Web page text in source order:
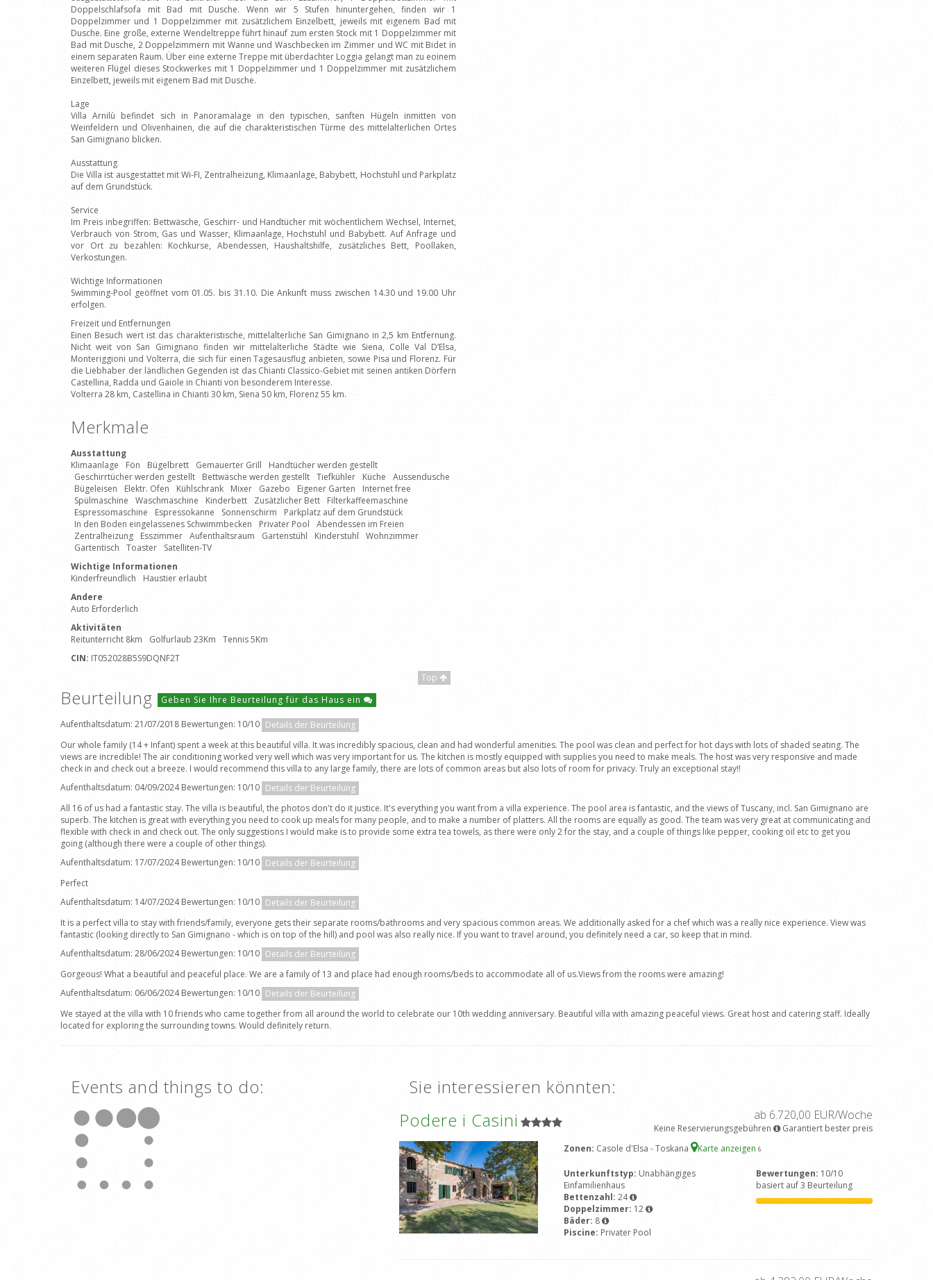
Doppelschlafsofa mit Bad mit Dusche. Wenn wir 5 Stufen hinuntergehen, finden wir 1
Doppelzimmer und 1 Doppelzimmer mit zusätzlichem Einzelbett, jeweils mit eigenem Bad mit
Dusche. Eine große, externe Wendeltreppe führt hinauf zum ersten Stock mit 1 Doppelzimmer mit
Bad mit Dusche, 2 Doppelzimmern mit Wanne und Waschbecken im Zimmer und WC mit Bidet in
einem separaten Raum. Über eine externe Treppe mit überdachter Loggia gelangt man zu eoinem
weiteren Flügel dieses Stockwerkes mit 1 Doppelzimmer und 1 Doppelzimmer mit zusätzlichem
Einzelbett, jeweils mit eigenem Bad mit Dusche.
Lage
Villa Arnilù befindet sich in Panoramalage in den typischen, sanften Hügeln inmitten von
Weinfeldern und Olivenhainen, die auf die charakteristischen Türme des mittelalterlichen Ortes
San Gimignano blicken.
Ausstattung
Die Villa ist ausgestattet mit Wi-FI, Zentralheizung, Klimaanlage, Babybett, Hochstuhl und Parkplatz
auf dem Grundstück.
Service
Im Preis inbegriffen: Bettwäsche, Geschirr- und Handtücher mit wöchentlichem Wechsel, Internet,
Verbrauch von Strom, Gas und Wasser, Klimaanlage, Hochstuhl und Babybett. Auf Anfrage und
vor Ort zu bezahlen: Kochkurse, Abendessen, Haushaltshilfe, zusätzliches Bett, Poollaken,
Verkostungen.
Wichtige Informationen
Swimming-Pool geöffnet vom 01.05. bis 31.10. Die Ankunft muss zwischen 14.30 und 19.00 Uhr
erfolgen.
Freizeit und Entfernungen
Einen Besuch wert ist das charakteristische, mittelalterliche San Gimignano in 2,5 km Entfernung.
Nicht weit von San Gimignano finden wir mittelalterliche Städte wie Siena, Colle Val D’Elsa,
Monteriggioni und Volterra, die sich für einen Tagesausflug anbieten, sowie Pisa und Florenz. Für
die Liebhaber der ländlichen Gegenden ist das Chianti Classico-Gebiet mit seinen antiken Dörfern
Castellina, Radda und Gaiole in Chianti von besonderem Interesse.
Volterra 28 km, Castellina in Chianti 30 km, Siena 50 km, Florenz 55 km.
Merkmale
Ausstattung
Klimaanlage
Fön Bügelbrett Gemauerter Grill
Handtücher werden gestellt
Geschirrtücher werden gestellt
Bettwäsche werden gestellt Tiefkühler Küche
Aussendusche
Bügeleisen
Elektr. Ofen Kühlschrank Mixer Gazebo Eigener Garten
Internet free
Spülmaschine
Waschmaschine Kinderbett Zusätzlicher Bett
Filterkaffeemaschine
Espressomaschine
Espressokanne Sonnenschirm
Parkplatz auf dem Grundstück
In den Boden eingelassenes Schwimmbecken
Privater Pool
Abendessen im Freien
Zentralheizung
Esszimmer Aufenthaltsraum Gartenstühl Kinderstuhl
Wohnzimmer
Gartentisch
Toaster
Satelliten-TV
Wichtige Informationen
Kinderfreundlich
Haustier erlaubt
Andere
Auto Erforderlich
Aktivitäten
Reitunterricht 8km
Golfurlaub 23Km
Tennis 5Km
CIN: IT052028B5S9DQNF2T
Top
Beurteilung Geben Sie Ihre Beurteilung für das Haus ein
Aufenthaltsdatum: 21/07/2018 Bewertungen: 10/10 Details der Beurteilung
Our whole family (14 + Infant) spent a week at this beautiful villa. It was incredibly spacious, clean and had wonderful amenities. The pool was clean and perfect for hot days with lots of shaded seating. The
views are incredible! The air conditioning worked very well which was very important for us. The kitchen is mostly equipped with supplies you need to make meals. The host was very responsive and made
check in and check out a breeze. I would recommend this villa to any large family, there are lots of common areas but also lots of room for privacy. Truly an exceptional stay!!
Aufenthaltsdatum: 04/09/2024 Bewertungen: 10/10 Details der Beurteilung
All 16 of us had a fantastic stay. The villa is beautiful, the photos don't do it justice. It's everything you want from a villa experience. The pool area is fantastic, and the views of Tuscany, incl. San Gimignano are
superb. The kitchen is great with everything you need to cook up meals for many people, and to make a number of platters. All the rooms are equally as good. The team was very great at communicating and
flexible with check in and check out. The only suggestions I would make is to provide some extra tea towels, as there were only 2 for the stay, and a couple of things like pepper, cooking oil etc to get you
going (although there were a couple of other things).
Aufenthaltsdatum: 17/07/2024 Bewertungen: 10/10 Details der Beurteilung
Perfect
Aufenthaltsdatum: 14/07/2024 Bewertungen: 10/10 Details der Beurteilung
It is a perfect villa to stay with friends/family, everyone gets their separate rooms/bathrooms and very spacious common areas. We additionally asked for a chef which was a really nice experience. View was
fantastic (looking directly to San Gimignano - which is on top of the hill) and pool was also really nice. If you want to travel around, you definitely need a car, so keep that in mind.
Aufenthaltsdatum: 28/06/2024 Bewertungen: 10/10 Details der Beurteilung
Gorgeous! What a beautiful and peaceful place. We are a family of 13 and place had enough rooms/beds to accommodate all of us.Views from the rooms were amazing!
Aufenthaltsdatum: 06/06/2024 Bewertungen: 10/10 Details der Beurteilung
We stayed at the villa with 10 friends who came together from all around the world to celebrate our 10th wedding anniversary. Beautiful villa with amazing peaceful views. Great host and catering staff. Ideally
located for exploring the surrounding towns. Would definitely return.
Events and things to do:
Sie interessieren könnten:
Podere i Casini
ab 6.720,00 EUR/Woche
Keine Reservierungsgebühren
Garantiert bester preis
Zonen: Casole d'Elsa - Toskana Karte anzeigen 6
Unterkunftstyp: Unabhängiges
Einfamilienhaus
Bettenzahl: 24
Doppelzimmer: 12
Bäder: 8
Piscine: Privater Pool
Bewertungen: 10/10
basiert auf 3 Beurteilung